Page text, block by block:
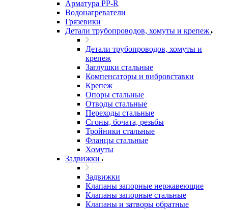
Арматура PP-R
Водонагреватели
Грязевики
Детали трубопроводов, хомуты и крепеж
Детали трубопроводов, хомуты и
крепеж
Заглушки стальные
Компенсаторы и вибровставки
Крепеж
Опоры стальные
Отводы стальные
Переходы стальные
Сгоны, бочата, резьбы
Тройники стальные
Фланцы стальные
Хомуты
Задвижки
Задвижки
Клапаны запорные нержавеющие
Клапаны запорные стальные
Клапаны и затворы обратные